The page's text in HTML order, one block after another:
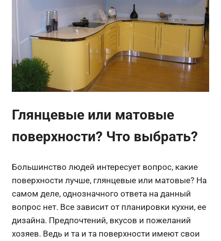
Глянцевые или матовые
поверхности? Что выбрать?
Большинство людей интересует вопрос, какие
поверхности лучше, глянцевые или матовые? На
самом деле, однозначного ответа на данный
вопрос нет. Все зависит от планировки кухни, ее
дизайна. Предпочтений, вкусов и пожеланий
хозяев. Ведь и та и та поверхности имеют свои